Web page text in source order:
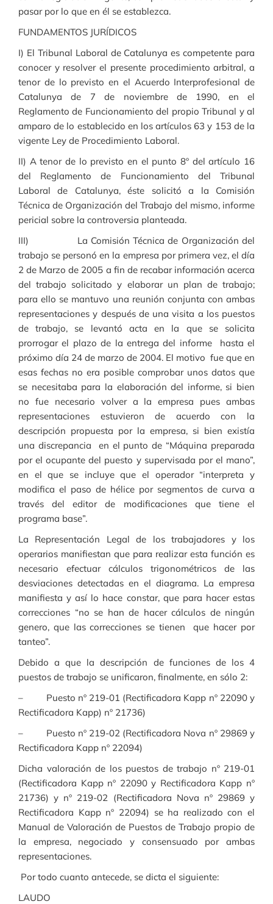
pasar por lo que en él se establezca.
FUNDAMENTOS JURÍDICOS
I) El Tribunal Laboral de Catalunya es competente para
conocer y resolver el presente procedimiento arbitral, a
tenor de lo previsto en el Acuerdo Interprofesional de
Catalunya de 7 de noviembre de 1990, en el
Reglamento de Funcionamiento del propio Tribunal y al
amparo de lo establecido en los artículos 63 y 153 de la
vigente Ley de Procedimiento Laboral.
II) A tenor de lo previsto en el punto 8º del artículo 16
del Reglamento de Funcionamiento del Tribunal
Laboral de Catalunya, éste solicitó a la Comisión
Técnica de Organización del Trabajo del mismo, informe
pericial sobre la controversia planteada.
III) La Comisión Técnica de Organización del
trabajo se personó en la empresa por primera vez, el día
2 de Marzo de 2005 a fin de recabar información acerca
del trabajo solicitado y elaborar un plan de trabajo;
para ello se mantuvo una reunión conjunta con ambas
representaciones y después de una visita a los puestos
de trabajo, se levantó acta en la que se solicita
prorrogar el plazo de la entrega del informe hasta el
próximo día 24 de marzo de 2004. El motivo fue que en
esas fechas no era posible comprobar unos datos que
se necesitaba para la elaboración del informe, si bien
no fue necesario volver a la empresa pues ambas
representaciones estuvieron de acuerdo con la
descripción propuesta por la empresa, si bien existía
una discrepancia en el punto de “Máquina preparada
por el ocupante del puesto y supervisada por el mano”,
en el que se incluye que el operador “interpreta y
modifica el paso de hélice por segmentos de curva a
través del editor de modificaciones que tiene el
programa base”.
La Representación Legal de los trabajadores y los
operarios manifiestan que para realizar esta función es
necesario efectuar cálculos trigonométricos de las
desviaciones detectadas en el diagrama. La empresa
manifiesta y así lo hace constar, que para hacer estas
correcciones “no se han de hacer cálculos de ningún
genero, que las correcciones se tienen que hacer por
tanteo”.
Debido a que la descripción de funciones de los 4
puestos de trabajo se unificaron, finalmente, en sólo 2:
– Puesto nº 219-01 (Rectificadora Kapp nº 22090 y
Rectificadora Kapp) nº 21736)
– Puesto nº 219-02 (Rectificadora Nova nº 29869 y
Rectificadora Kapp nº 22094)
Dicha valoración de los puestos de trabajo nº 219-01
(Rectificadora Kapp nº 22090 y Rectificadora Kapp nº
21736) y nº 219-02 (Rectificadora Nova nº 29869 y
Rectificadora Kapp nº 22094) se ha realizado con el
Manual de Valoración de Puestos de Trabajo propio de
la empresa, negociado y consensuado por ambas
representaciones.
Por todo cuanto antecede, se dicta el siguiente:
LAUDO